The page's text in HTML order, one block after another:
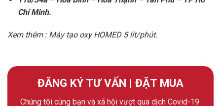
Chí Minh.
Xem thêm : Máy tạo oxy HOMED 5 lít/phút.
ĐĂNG KÝ TƯ VẤN | ĐẶT MUA
Chúng tôi cùng bạn và xã hội vượt qua dịch Covid-19.